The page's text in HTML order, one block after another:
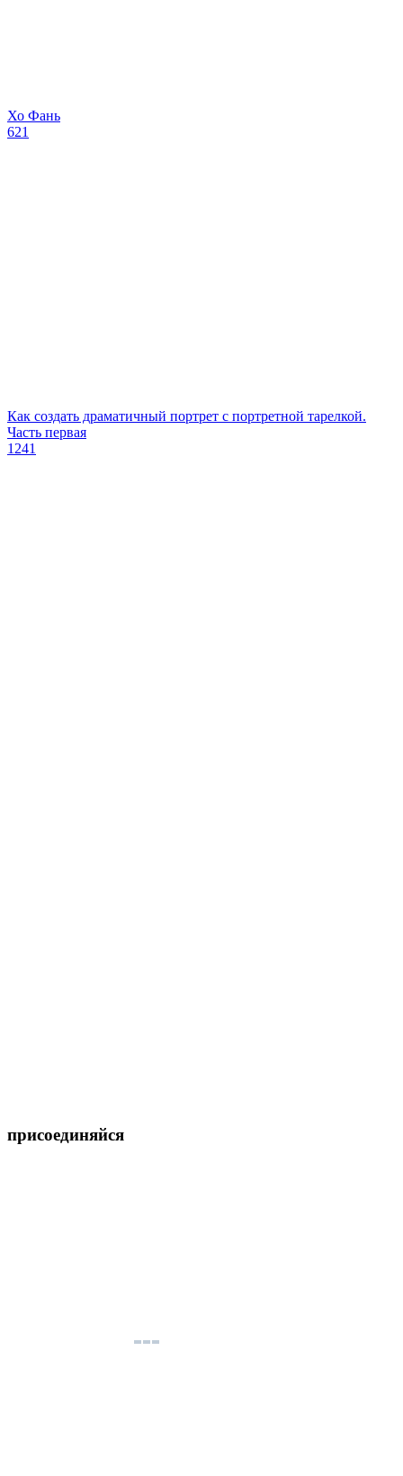
Хо Фань
621
Как создать драматичный портрет с портретной тарелкой.
Часть первая
1241
присоединяйся